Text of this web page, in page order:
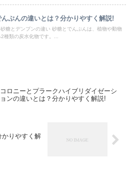
ぷんの違いとは？分かりやすく解説!
糖とデンプンの違い 砂糖とでんぷんは、植物や動物
種類の炭水化物です。...
コロニーとプラークハイブリダイゼーシ
ョンの違いとは？分かりやすく解説!
かりやすく解